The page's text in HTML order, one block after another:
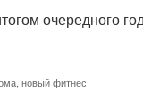
очередного
новый фитнес